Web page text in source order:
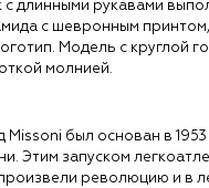
с длинными рукавами
с шевронным
Модель с круглой
молнией.
Missoni был основан в 1953
Этим запуском
революцию и в